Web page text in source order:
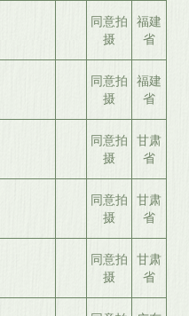
同意拍
摄
福建
省
同意拍
摄
福建
省
同意拍
摄
甘肃
省
同意拍
摄
甘肃
省
同意拍
摄
甘肃
省